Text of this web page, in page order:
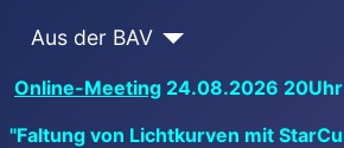
Aus der BAV
Online-Meeting 24.08.2026 20Uhr
"Faltung von Lichtkurven mit